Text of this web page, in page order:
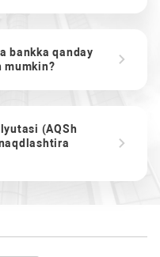
bankka qanday
(AQSh